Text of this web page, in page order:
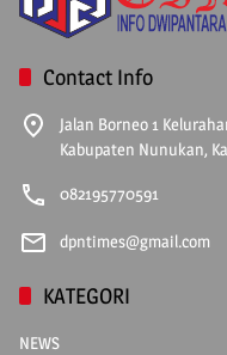
Contact Info
Jalan Borneo 1
Kabupaten Nunukan,
082195770591
dpntimes@gmail.com
KATEGORI
NEWS